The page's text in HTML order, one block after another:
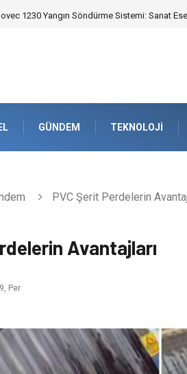
Yedek Parça Seçiminde Teknik
GÜNDEM TEKNOLOJI
PVC Şerit Perdelerin
Avantajları
Per